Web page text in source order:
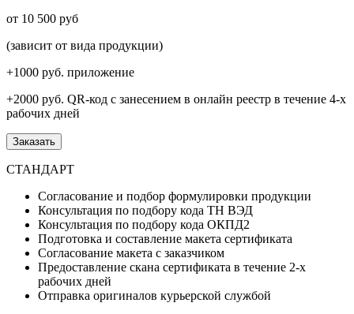
от 10 500 руб
(зависит от вида продукции)
+1000 руб. приложение
+2000 руб. QR-код с занесением в онлайн реестр в течение 4-х
рабочих дней
Заказать
СТАНДАРТ
Согласование и подбор формулировки продукции
Консультация по подбору кода ТН ВЭД
Консультация по подбору кода ОКПД2
Подготовка и составление макета сертификата
Согласование макета с заказчиком
Предоставление скана сертификата в течение 2-х
рабочих дней
Отправка оригиналов курьерской службой